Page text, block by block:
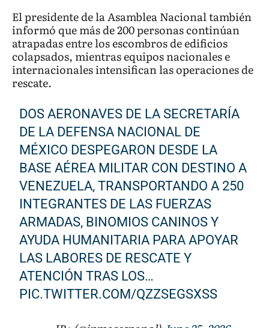
El presidente de la Asamblea Nacional también
informó que más de 200 personas continúan
atrapadas entre los escombros de edificios
colapsados, mientras equipos nacionales e
internacionales intensifican las operaciones de
rescate.
DOS AERONAVES DE LA SECRETARÍA
DE LA DEFENSA NACIONAL DE
MÉXICO DESPEGARON DESDE LA
BASE AÉREA MILITAR CON DESTINO A
VENEZUELA, TRANSPORTANDO A 250
INTEGRANTES DE LAS FUERZAS
ARMADAS, BINOMIOS CANINOS Y
AYUDA HUMANITARIA PARA APOYAR
LAS LABORES DE RESCATE Y
ATENCIÓN TRAS LOS…
PIC.TWITTER.COM/QZZSEGSXSS